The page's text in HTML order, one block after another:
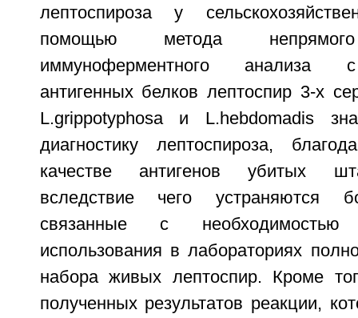
лептоспироза у
помощью метода непрямого
иммуноферментного анализа
антигенных белков лептоспир 3-х
L.grippotyphosa и L.hebdomadis
диагностику лептоспироза,
качестве антигенов убитых
вследствие чего устраняются
связанные с
использования в лабораториях
набора живых лептоспир. Кроме
полученных результатов реакции,